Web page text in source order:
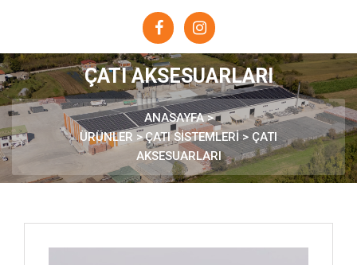
ÇATI AKSESUARLARI
ANASAYFA >
ÜRÜNLER >ÇATI SİSTEMLERİ >ÇATI
AKSESUARLARI